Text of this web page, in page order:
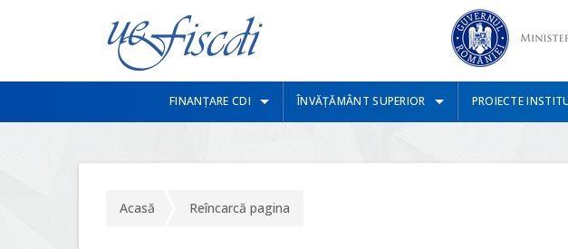
FINANȚARE CDI ÎNVĂȚĂMÂNT SUPERIOR PROIECTE
Acasă Reîncarcă pagina